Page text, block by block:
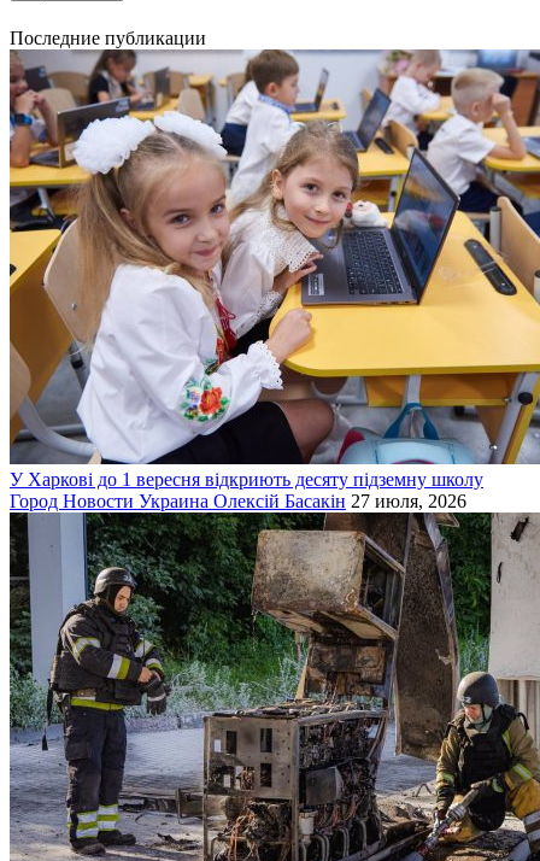
Последние публикации
У Харкові до 1 вересня відкриють десяту підземну школу
Город Новости Украина Олексій Басакін 27 июля, 2026